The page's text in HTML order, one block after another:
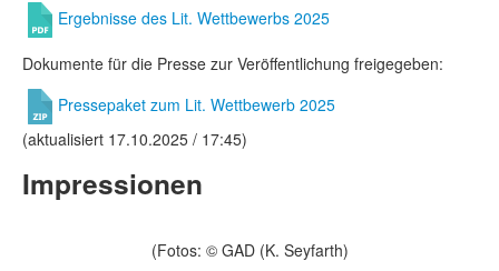
Ergebnisse des Lit. Wettbewerbs 2025
Dokumente für die Presse zur Veröffentlichung freigegeben:
Pressepaket zum Lit. Wettbewerb 2025
(aktualisiert 17.10.2025 / 17:45)
Impressionen
(Fotos: © GAD (K. Seyfarth)